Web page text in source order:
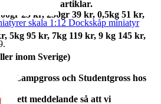
köper flera artiklar.
25 kr, 250gr 39 kr, 0,5kg 51 kr,
5kg 95 kr, 7kg 119 kr, 9 kg 145 kr,
inom Sverige)
Lampgross och Studentgross hos
ett meddelande så att vi
skala 1:12 Dockskåp miniatyr
.